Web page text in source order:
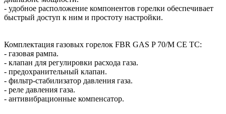
- удобное расположение компонентов горелки обеспечивает
быстрый доступ к ним и простоту настройки.
Комплектация газовых горелок FBR GAS P 70/M CE TC:
- газовая рампа.
- клапан для регулировки расхода газа.
- предохранительный клапан.
- фильтр-стабилизатор давления газа.
- реле давления газа.
- антивибрационные компенсатор.